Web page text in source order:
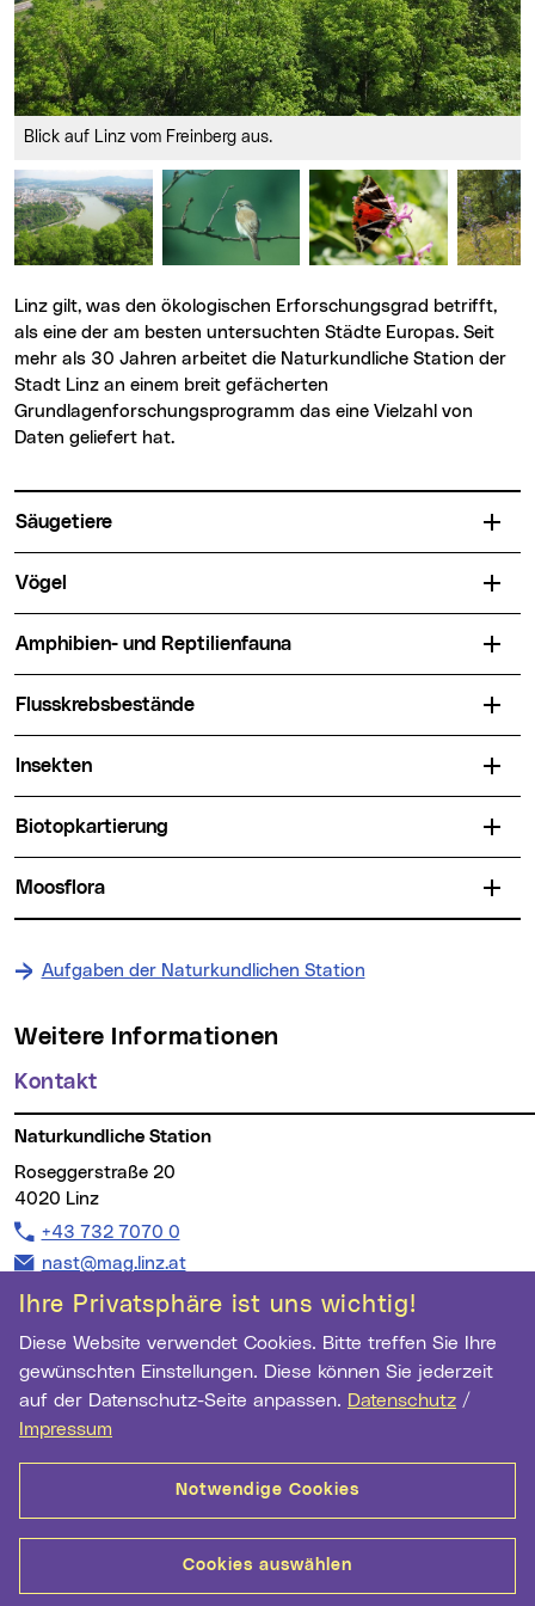
Ihre Privatsphäre ist uns wichtig!
Diese Website verwendet Cookies. Bitte treffen Sie Ihre
gewünschten Einstellungen. Diese können Sie jederzeit
auf der Datenschutz-Seite anpassen. Datenschutz /
Impressum
Notwendige Cookies
Cookies auswählen
Blick auf Linz vom Freinberg aus.
Linz gilt, was den ökologischen Erforschungsgrad betrifft,
als eine der am besten untersuchten Städte Europas. Seit
mehr als 30 Jahren arbeitet die Naturkundliche Station der
Stadt Linz an einem breit gefächerten
Grundlagenforschungsprogramm das eine Vielzahl von
Daten geliefert hat.
Säugetiere
Vögel
Amphibien- und Reptilienfauna
Flusskrebsbestände
Insekten
Biotopkartierung
Moosflora
Aufgaben der Naturkundlichen Station
Weitere Informationen
Kontakt
Naturkundliche Station
Roseggerstraße 20
4020 Linz
Telefon:
+43 732 7070 0
E-Mail Adresse:
nast@mag.linz.at
Wichtige Links
Newsletter Anmeldung
Anmelden